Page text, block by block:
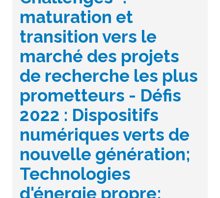
maturation et
transition vers le
marché des projets
de recherche les plus
prometteurs - Défis
2022 : Dispositifs
numériques verts de
nouvelle génération;
Technologies
d'énergie propre;